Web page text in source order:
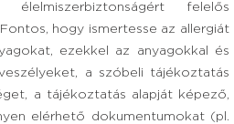
felelős
hogy ismertesse az allergiát
ezekkel az anyagokkal és
a szóbeli tájékoztatás
a tájékoztatás alapját képező,
elérhető dokumentumokat (pl.